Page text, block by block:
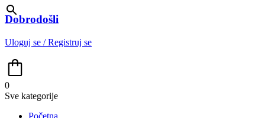
Dobrodošli
Uloguj se / Registruj se
0
Sve kategorije
Početna